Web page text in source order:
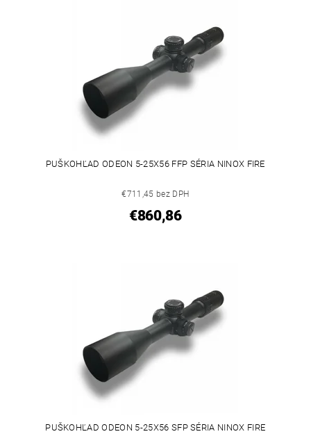
PUŠKOHĽAD ODEON 5-25X56 FFP SÉRIA NINOX FIRE
€711,45 bez DPH
€860,86
PUŠKOHĽAD ODEON 5-25X56 SFP SÉRIA NINOX FIRE